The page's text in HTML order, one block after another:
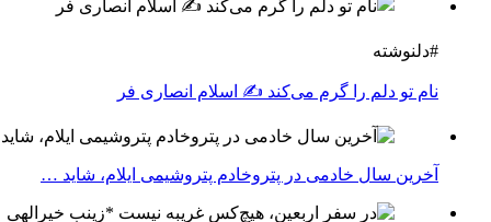
#دلنوشته
نام تو دلم را گرم می‌کند ✍️ اسلام انصاری فر
آخرین سال خادمی در پتروخادم پتروشیمی ایلام، شاید …